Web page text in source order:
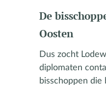
De
Oosten
Dus zocht
diplomaten
bisschoppen die